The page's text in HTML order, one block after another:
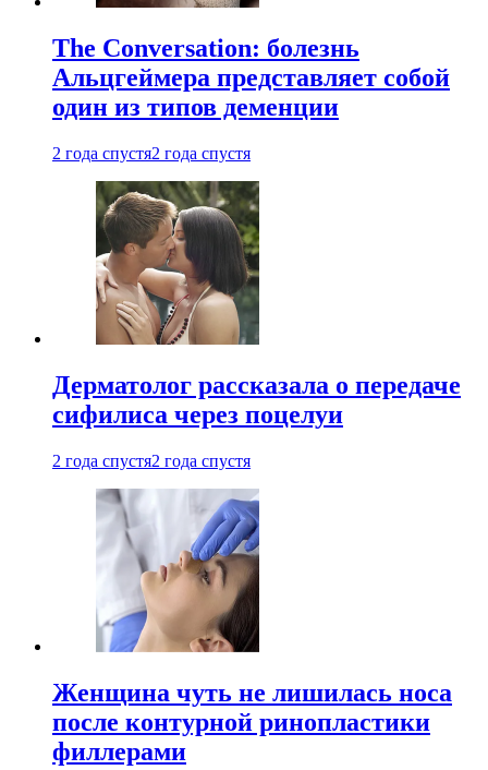
The Conversation: болезнь
Альцгеймера представляет собой
один из типов деменции
2 года спустя2 года спустя
Дерматолог рассказала о передаче
сифилиса через поцелуи
2 года спустя2 года спустя
Женщина чуть не лишилась носа
после контурной ринопластики
филлерами